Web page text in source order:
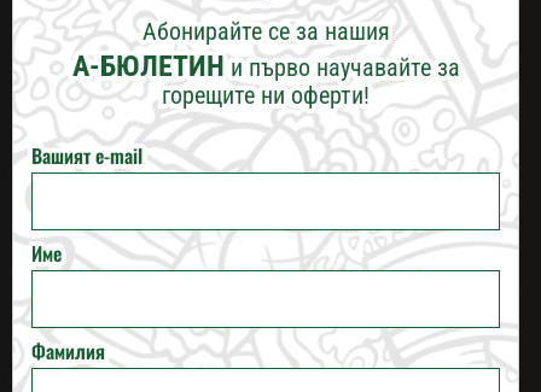
СОС "АЛАДИН"
ВАРНА
БУРГАС
ВЕЛИКО ТЪРНОВО
СТАРА ЗАГОРА
Абонирайте се за нашия
А-БЮЛЕТИНи първо научавайте за
горещите ни оферти!
Вашият e-mail
Име
Фамилия